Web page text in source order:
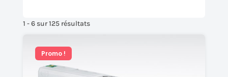
1 - 6 sur 125 résultats
Promo !